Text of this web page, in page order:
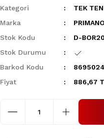
Kategori
TEK
Marka
Stok Kodu
D-
Stok Durumu
Barkod Kodu
Fiyat
886,67